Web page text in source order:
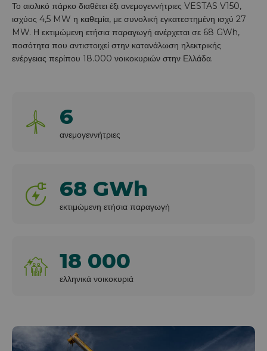
Το αιολικό πάρκο διαθέτει έξι ανεμογεννήτριες VESTAS V150,
ισχύος 4,5 MW η καθεμία, με συνολική εγκατεστημένη ισχύ 27
MW. Η εκτιμώμενη ετήσια παραγωγή ανέρχεται σε 68 GWh,
ποσότητα που αντιστοιχεί στην κατανάλωση ηλεκτρικής
ενέργειας περίπου 18.000 νοικοκυριών στην Ελλάδα.
6
ανεμογεννήτριες
68 GWh
εκτιμώμενη ετήσια παραγωγή
18 000
ελληνικά νοικοκυριά